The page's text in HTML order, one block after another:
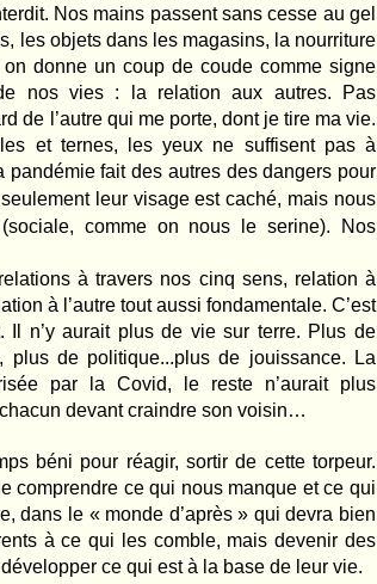
Nos mains passent sans cesse au gel
les objets dans les magasins, la nourriture
donne un coup de coude comme signe
nos vies : la relation aux autres. Pas
de l’autre qui me porte, dont je tire ma vie.
et ternes, les yeux ne suffisent pas à
fait des autres des dangers pour
leur visage est caché, mais nous
comme on nous le serine). Nos
à travers nos cinq sens, relation à
à l’autre tout aussi fondamentale. C’est
Il n’y aurait plus de vie sur terre. Plus de
plus de politique...plus de jouissance. La
par la Covid, le reste n’aurait plus
devant craindre son voisin…
béni pour réagir, sortir de cette torpeur.
comprendre ce qui nous manque et ce qui
dans le « monde d’après » qui devra bien
à ce qui les comble, mais devenir des
ce qui est à la base de leur vie.